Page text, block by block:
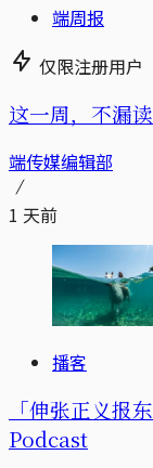
端周报
仅限注册用户
这一周，不漏
端传媒编辑部
1 天前
播客
「伸张正义报
Podcast